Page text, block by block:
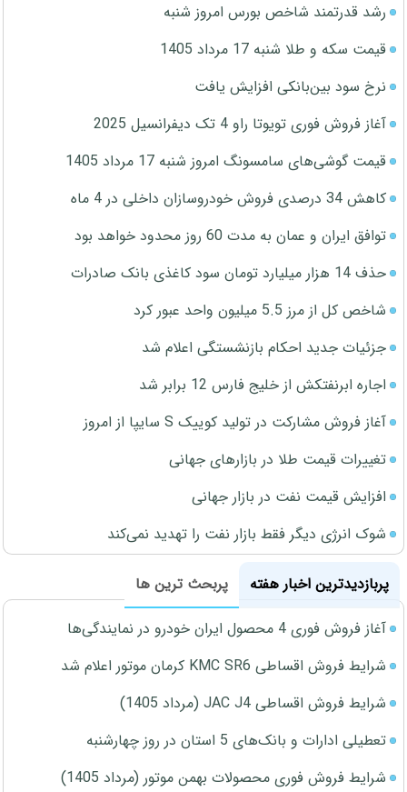
رشد قدرتمند شاخص بورس امروز شنبه
قیمت سکه و طلا شنبه 17 مرداد 1405
نرخ سود بین‌بانکی افزایش یافت
آغاز فروش فوری تویوتا راو 4 تک دیفرانسیل 2025
قیمت گوشی‌های سامسونگ امروز شنبه 17 مرداد 1405
کاهش 34 درصدی فروش خودروسازان داخلی در 4 ماه
توافق ایران و عمان به مدت 60 روز محدود خواهد بود
حذف 14 هزار میلیارد تومان سود کاغذی بانک صادرات
شاخص کل از مرز 5.5 میلیون واحد عبور کرد
جزئیات جدید احکام بازنشستگی اعلام شد
اجاره ابرنفتکش از خلیج فارس 12 برابر شد
آغاز فروش مشارکت در تولید کوییک S سایپا از امروز
تغییرات قیمت طلا در بازارهای جهانی
افزایش قیمت نفت در بازار جهانی
شوک انرژی دیگر فقط بازار نفت را تهدید نمی‌کند
پربازدیدترین اخبار هفته
پربحث ترین ها
آغاز فروش فوری 4 محصول ایران خودرو در نمایندگی‌ها
شرایط فروش اقساطی KMC SR6 کرمان موتور اعلام شد
شرایط فروش اقساطی JAC J4 (مرداد 1405)
تعطیلی ادارات و بانک‌های 5 استان در روز چهارشنبه
شرایط فروش فوری محصولات بهمن موتور (مرداد 1405)